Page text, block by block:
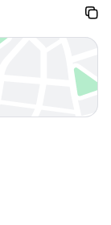
they wouldn’t
just a weird
the mud about